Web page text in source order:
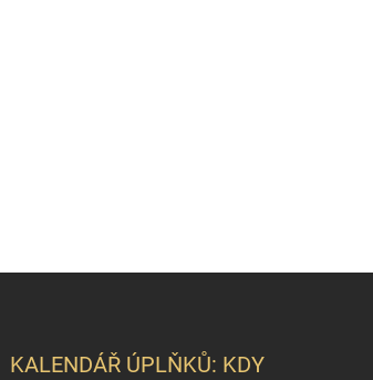
KALENDÁŘ ÚPLŇKŮ: KDY